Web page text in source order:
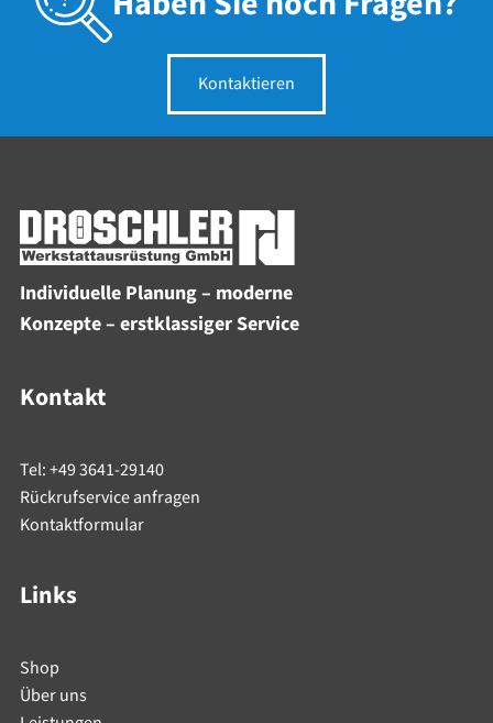
Kontaktieren
Individuelle Planung – moderne
Konzepte – erstklassiger Service
Kontakt
Tel: +49 3641-29140
Rückrufservice anfragen
Kontaktformular
Links
Shop
Über uns